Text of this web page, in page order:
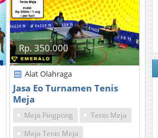
Rp. 350.000
Alat Olahraga
Jasa Eo Turnamen Tenis
Meja
Meja Pingpong
Tenis Meja
Meja Tenis Meja